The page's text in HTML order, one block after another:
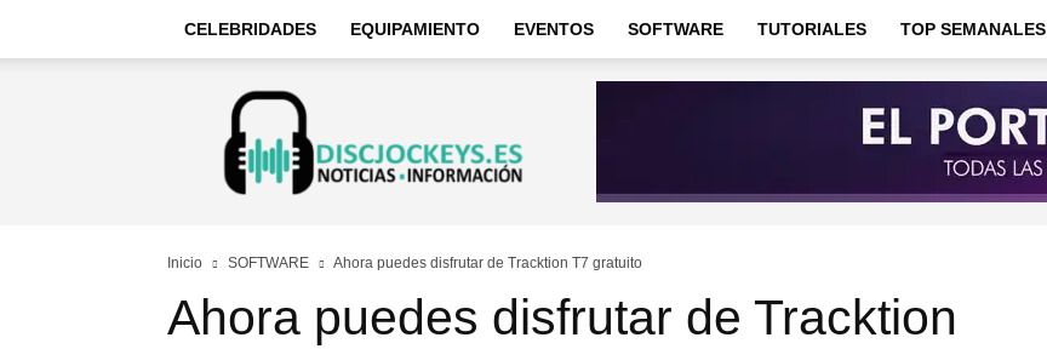
CELEBRIDADES EQUIPAMIENTO EVENTOS SOFTWARE TUTORIALES TOP SEMANALES
Discjockeys
Noticias
e
información
Inicio SOFTWARE Ahora puedes disfrutar de Tracktion T7 gratuito
Ahora puedes disfrutar de Tracktion